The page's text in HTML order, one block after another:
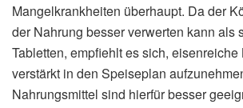
Mangelkrankheiten überhaupt. Da der
der Nahrung besser verwerten kann als
Tabletten, empfiehlt es sich, eisenreiche
verstärkt in den Speiseplan
Nahrungsmittel sind hierfür besser